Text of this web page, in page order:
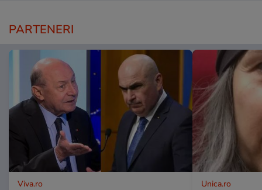
PARTENERI
Viva.ro Unica.ro